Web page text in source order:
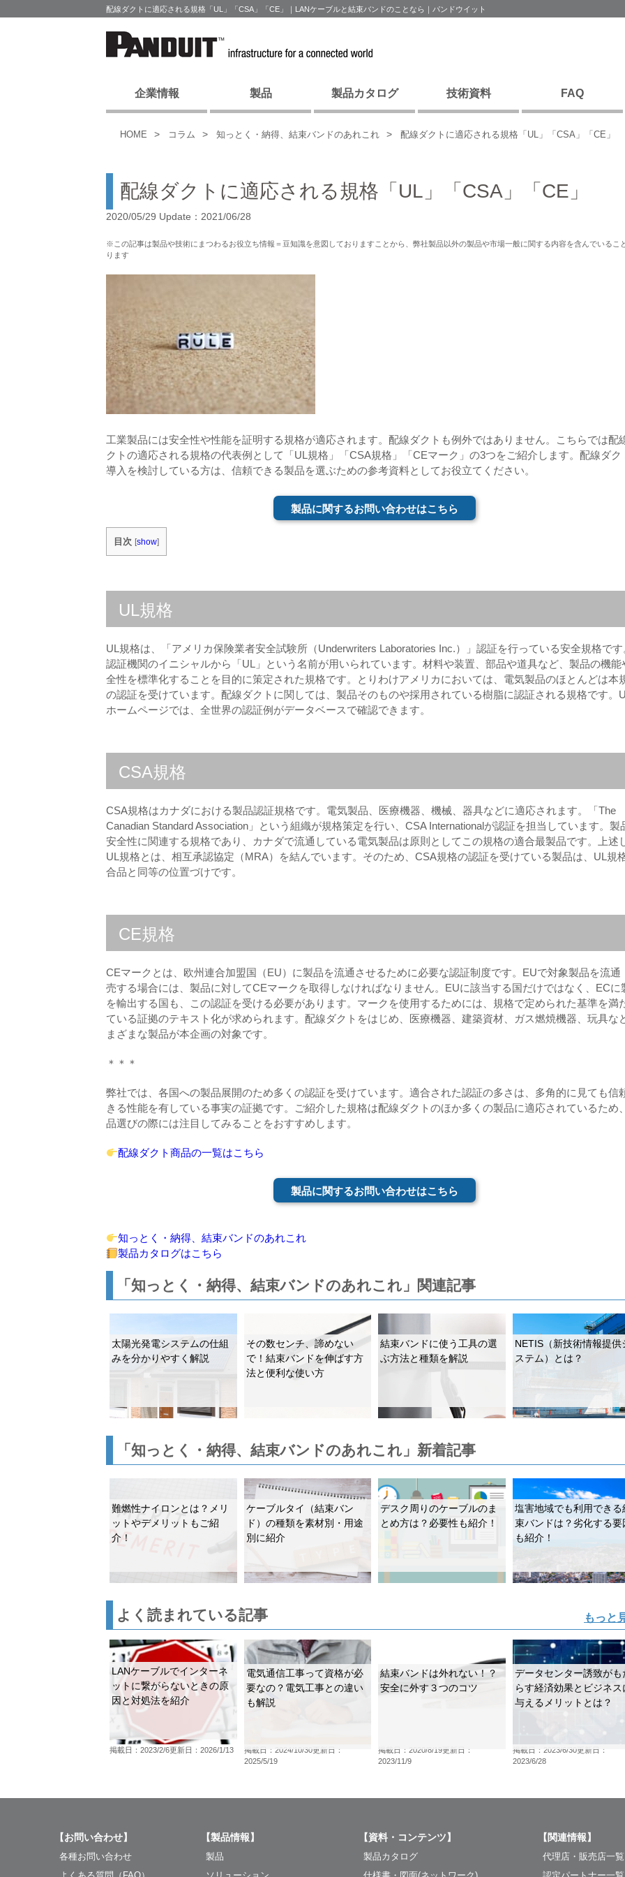
配線ダクトに適応される規格「UL」「CSA」「CE」｜LANケーブルと結束バンドのことなら｜パンドウイット
企業情報 製品 製品カタログ 技術資料 FAQ
HOME コラム 知っとく・納得、結束バンドのあれこれ 配線ダクトに適応される規格「UL」「CSA」「CE」
配線ダクトに適応される規格「UL」「CSA」「CE」
2020/05/29 Update：2021/06/28
※この記事は製品や技術にまつわるお役立ち情報＝豆知識を意図しておりますことから、弊社製品以外の製品や市場一般に関する内容を含んでいるこ
ります
工業製品には安全性や性能を証明する規格が適応されます。配線ダクトも例外ではありません。こちらでは配
クトの適応される規格の代表例として「UL規格」「CSA規格」「CEマーク」の3つをご紹介します。配線ダク
導入を検討している方は、信頼できる製品を選ぶための参考資料としてお役立てください。
製品に関するお問い合わせはこちら
目次 [show]
UL規格
UL規格は、「アメリカ保険業者安全試験所（Underwriters Laboratories Inc.）」認証を行っている安全規格です
認証機関のイニシャルから「UL」という名前が用いられています。材料や装置、部品や道具など、製品の機能
全性を標準化することを目的に策定された規格です。とりわけアメリカにおいては、電気製品のほとんどは本
の認証を受けています。配線ダクトに関しては、製品そのものや採用されている樹脂に認証される規格です。
ホームページでは、全世界の認証例がデータベースで確認できます。
CSA規格
CSA規格はカナダにおける製品認証規格です。電気製品、医療機器、機械、器具などに適応されます。「The
Canadian Standard Association」という組織が規格策定を行い、CSA Internationalが認証を担当しています。製
安全性に関連する規格であり、カナダで流通している電気製品は原則としてこの規格の適合最製品です。上述
UL規格とは、相互承認協定（MRA）を結んでいます。そのため、CSA規格の認証を受けている製品は、UL規
合品と同等の位置づけです。
CE規格
CEマークとは、欧州連合加盟国（EU）に製品を流通させるために必要な認証制度です。EUで対象製品を流通
売する場合には、製品に対してCEマークを取得しなければなりません。EUに該当する国だけではなく、ECに
を輸出する国も、この認証を受ける必要があります。マークを使用するためには、規格で定められた基準を満
ている証拠のテキスト化が求められます。配線ダクトをはじめ、医療機器、建築資材、ガス燃焼機器、玩具な
まざまな製品が本企画の対象です。
＊＊＊
弊社では、各国への製品展開のため多くの認証を受けています。適合された認証の多さは、多角的に見ても信
きる性能を有している事実の証拠です。ご紹介した規格は配線ダクトのほか多くの製品に適応されているため
品選びの際には注目してみることをおすすめします。
配線ダクト商品の一覧はこちら
製品に関するお問い合わせはこちら
知っとく・納得、結束バンドのあれこれ
製品カタログはこちら
「知っとく・納得、結束バンドのあれこれ」関連記事
太陽光発電システムの仕組
みを分かりやすく解説
その数センチ、諦めない
で！結束バンドを伸ばす方
法と便利な使い方
結束バンドに使う工具の選
ぶ方法と種類を解説
NETIS（新技術情報提供
ステム）とは？
「知っとく・納得、結束バンドのあれこれ」新着記事
難燃性ナイロンとは？メリ
ットやデメリットもご紹
介！
ケーブルタイ（結束バン
ド）の種類を素材別・用途
別に紹介
デスク周りのケーブルのま
とめ方は？必要性も紹介！
塩害地域でも利用できる
束バンドは？劣化する要
も紹介！
よく読まれている記事 もっと
LANケーブルでインターネ
ットに繋がらないときの原
因と対処法を紹介
掲載日：2023/2/6更新日：2026/1/13
電気通信工事って資格が必
要なの？電気工事との違い
も解説
掲載日：2024/10/30更新日：
2025/5/19
結束バンドは外れない！？
安全に外す３つのコツ
掲載日：2020/8/19更新日：
2023/11/9
データセンター誘致がも
らす経済効果とビジネス
与えるメリットとは？
掲載日：2023/6/30更新日：
2023/6/28
【お問い合わせ】
各種お問い合わせ
【製品情報】
製品
【資料・コンテンツ】
製品カタログ
【関連情報】
代理店・販売店一覧